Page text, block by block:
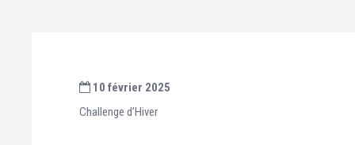
10 février 2025
Challenge d’Hiver